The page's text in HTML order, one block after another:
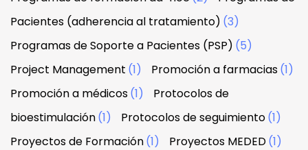
Pacientes (adherencia al tratamiento) (3)
Programas de Soporte a Pacientes (PSP) (5)
Project Management (1) Promoción a farmacias(1)
Promoción a médicos(1)
Protocolos de
bioestimulación(1) Protocolos de seguimiento(1)
Proyectos de Formación(1) Proyectos MEDED(1)